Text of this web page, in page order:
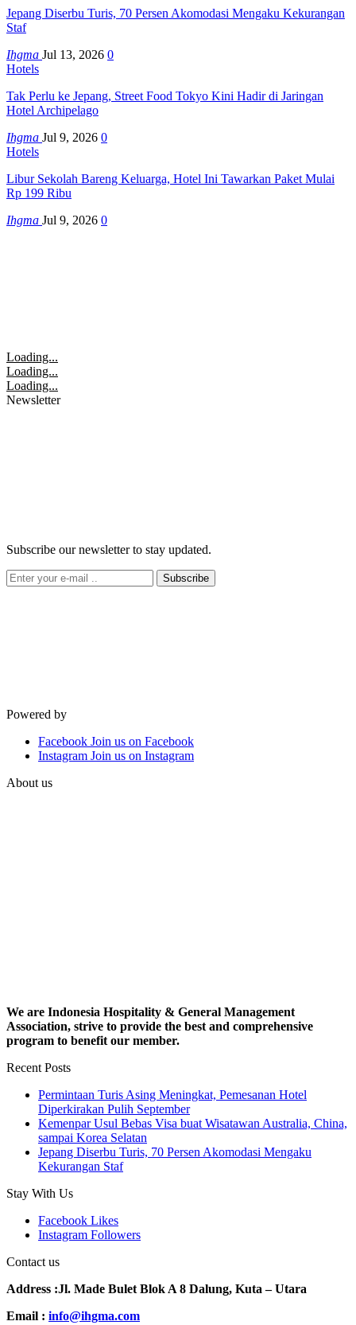
Jepang Diserbu Turis, 70 Persen Akomodasi Mengaku Kekurangan
Staf
Ihgma Jul 13, 2026 0
Hotels
Tak Perlu ke Jepang, Street Food Tokyo Kini Hadir di Jaringan
Hotel Archipelago
Ihgma Jul 9, 2026 0
Hotels
Libur Sekolah Bareng Keluarga, Hotel Ini Tawarkan Paket Mulai
Rp 199 Ribu
Ihgma Jul 9, 2026 0
Loading...
Loading...
Loading...
Newsletter
Subscribe our newsletter to stay updated.
Subscribe
Powered by
Facebook Join us on Facebook
Instagram Join us on Instagram
About us
We are Indonesia Hospitality & General Management
Association, strive to provide the best and comprehensive
program to benefit our member.
Recent Posts
Permintaan Turis Asing Meningkat, Pemesanan Hotel
Diperkirakan Pulih September
Kemenpar Usul Bebas Visa buat Wisatawan Australia, China,
sampai Korea Selatan
Jepang Diserbu Turis, 70 Persen Akomodasi Mengaku
Kekurangan Staf
Stay With Us
Facebook Likes
Instagram Followers
Contact us
Address :Jl. Made Bulet Blok A 8 Dalung, Kuta – Utara
Email : info@ihgma.com